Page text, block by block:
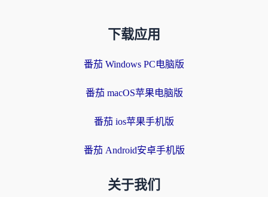
下载应用
番茄 Windows PC电脑版
番茄 macOS苹果电脑版
番茄 ios苹果手机版
番茄 Android安卓手机版
关于我们